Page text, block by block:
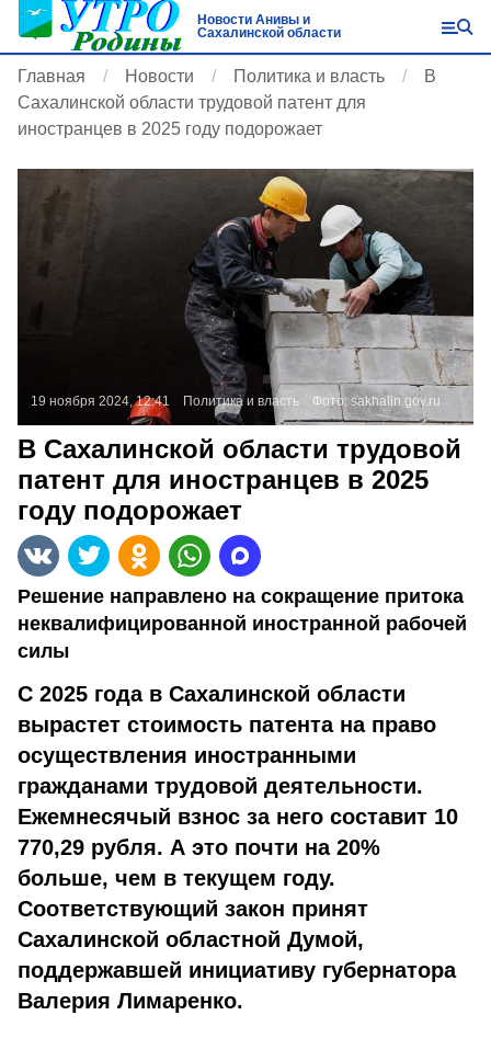
Новости Анивы и
Сахалинской области
Главная Новости Политика и власть
В
Сахалинской области трудовой патент для
иностранцев в 2025 году подорожает
19 ноября 2024, 12:41 Политика и власть Фото: sakhalin.gov.ru
В Сахалинской области трудовой
патент для иностранцев в 2025
году подорожает
Решение направлено на сокращение притока
неквалифицированной иностранной рабочей
силы
С 2025 года в Сахалинской области
вырастет стоимость патента на право
осуществления иностранными
гражданами трудовой деятельности.
Ежемнесячый взнос за него составит 10
770,29 рубля. А это почти на 20%
больше, чем в текущем году.
Соответствующий закон принят
Сахалинской областной Думой,
поддержавшей инициативу губернатора
Валерия Лимаренко.